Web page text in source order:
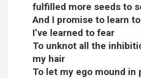
fulfilled more seeds to
And I promise to learn
I’ve learned to fear
To unknot all the
my hair
To let my ego mound in